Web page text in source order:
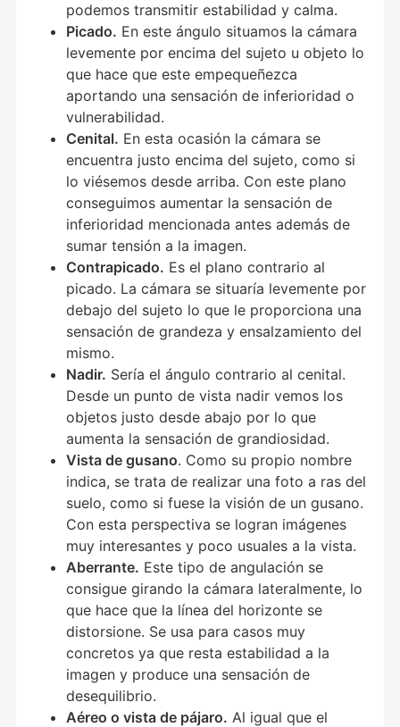
podemos transmitir estabilidad y calma.
Picado. En este ángulo situamos la cámara
levemente por encima del sujeto u objeto lo
que hace que este empequeñezca
aportando una sensación de inferioridad o
vulnerabilidad.
Cenital. En esta ocasión la cámara se
encuentra justo encima del sujeto, como si
lo viésemos desde arriba. Con este plano
conseguimos aumentar la sensación de
inferioridad mencionada antes además de
sumar tensión a la imagen.
Contrapicado. Es el plano contrario al
picado. La cámara se situaría levemente por
debajo del sujeto lo que le proporciona una
sensación de grandeza y ensalzamiento del
mismo.
Nadir. Sería el ángulo contrario al cenital.
Desde un punto de vista nadir vemos los
objetos justo desde abajo por lo que
aumenta la sensación de grandiosidad.
Vista de gusano. Como su propio nombre
indica, se trata de realizar una foto a ras del
suelo, como si fuese la visión de un gusano.
Con esta perspectiva se logran imágenes
muy interesantes y poco usuales a la vista.
Aberrante. Este tipo de angulación se
consigue girando la cámara lateralmente, lo
que hace que la línea del horizonte se
distorsione. Se usa para casos muy
concretos ya que resta estabilidad a la
imagen y produce una sensación de
desequilibrio.
Aéreo o vista de pájaro. Al igual que el